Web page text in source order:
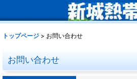
トップページ > お問い合わせ
お問い合わせ